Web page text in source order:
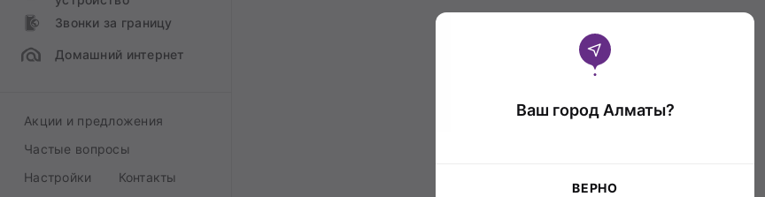
Звонки за границу
Домашний интернет
Акции и предложения
Частые вопросы
Настройки
Контакты
Ваш город Алматы?
ВЕРНО